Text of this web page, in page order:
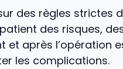
des règles strictes
des risques,
et après l’opération
les complications.